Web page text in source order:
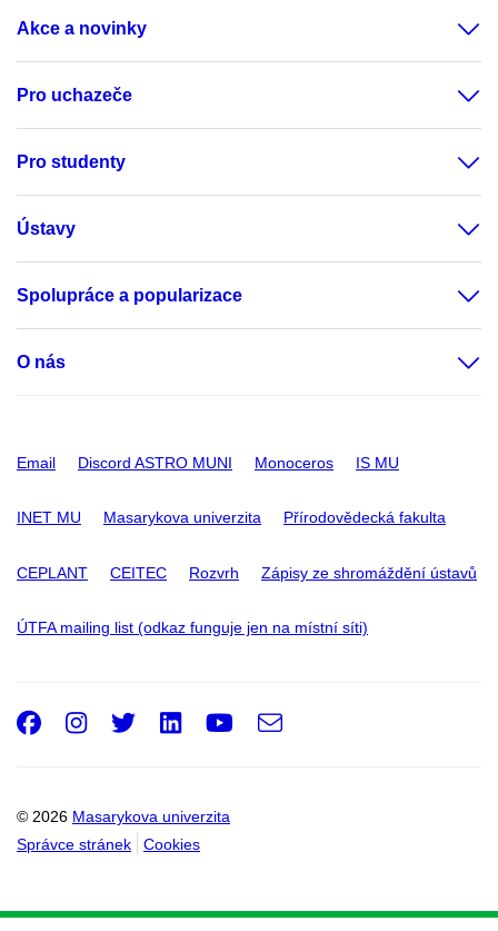
Akce a novinky
Pro uchazeče
Pro studenty
Ústavy
Spolupráce a popularizace
O nás
Email Discord ASTRO MUNI Monoceros IS MU
INET MU Masarykova univerzita Přírodovědecká fakulta
CEPLANT CEITEC Rozvrh Zápisy ze shromáždění ústavů
ÚTFA mailing list (odkaz funguje jen na místní síti)
© 2026 Masarykova univerzita
Správce stránek
Cookies
Facebook
Instagram
Twitter
LinkedIn
Youtube
e-